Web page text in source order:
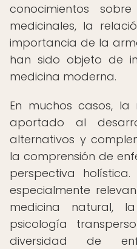
conocimientos
medicinales, la
importancia de la
han sido objeto de
medicina moderna.
En muchos casos,
aportado al
alternativos y
la comprensión de
perspectiva
especialmente
medicina natural,
psicología
diversidad de